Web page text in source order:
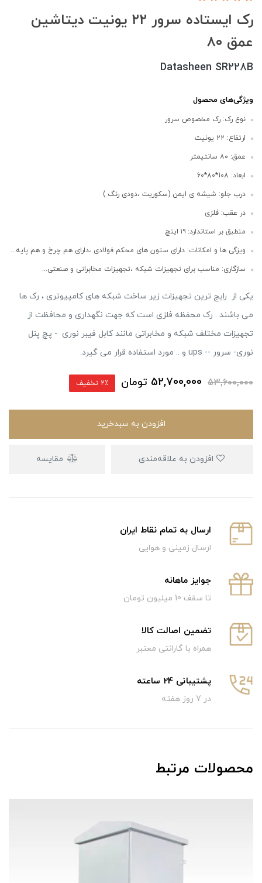
رک ایستاده سرور ۲۲ یونیت دیتاشین
عمق ۸۰
Datasheen SR228B
ویژگی‌های محصول
نوع رک: رک مخصوص سرور
ارتفاع: ۲۲ یونیت
عمق: ۸۰ سانتیمتر
ابعاد: 108*80*60
درب جلو: شیشه ی ایمن (سکوریت ،دودی رنگ )
در عقب: فلزی
منطبق بر استاندارد: ۱۹ اینچ
ویزگی ها و امکانات: دارای ستون های محکم فولادی ،دارای هم چرخ و هم پایه...
سازگاری: مناسب برای تجهیزات شبکه ،تجهیزات مخابراتی و صنعتی...
یکی از رایج ترین تجهیزات زیر ساخت شبکه های کامپیوتری ، رک ها
می باشند . رک محفظه فلزی است که جهت نگهداری و محافظت از
تجهیزات مختلف شبکه و مخابراتی مانند کابل فیبر نوری - پچ پنل
نوری- سرور -- ups و .. مورد استفاده قرار می گیرد.
53,600,000
52,700,000 تومان 2٪ تخفیف
افزودن به سبدخرید
مقایسه
ارسال به تمام نقاط ایران
ارسال زمینی و هوایی
جوایز ماهانه
تا سقف 10 میلیون تومان
تضمین اصالت کالا
همراه با گارانتی معتبر
پشتیبانی 24 ساعته
در 7 روز هفته
محصولات مرتبط